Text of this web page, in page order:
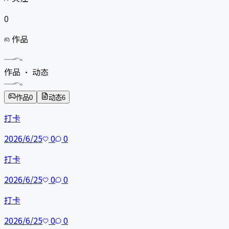
0
作品
作品 · 动态
作品0 动态6
打卡
2026/6/25
0
0
打卡
2026/6/25
0
0
打卡
2026/6/25
0 0